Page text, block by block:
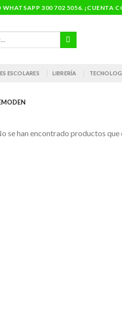
300 702 5056. ¡CUENTA
ESCOLARES LIBRERÍA
se han encontrado productos